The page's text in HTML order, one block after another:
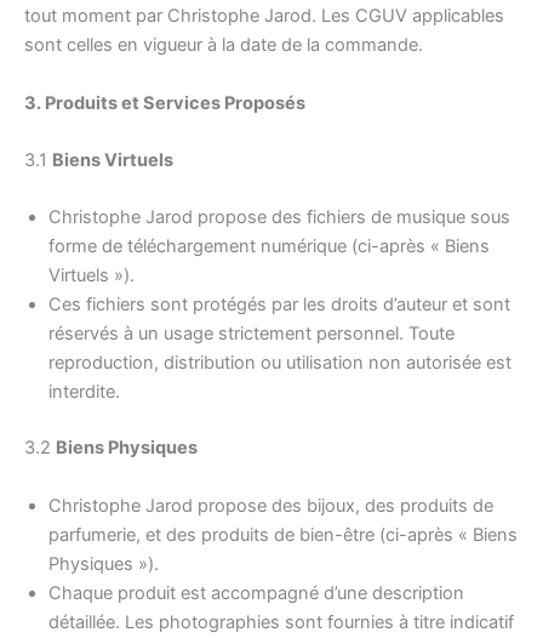
tout moment par Christophe Jarod. Les CGUV applicables
sont celles en vigueur à la date de la commande.
3. Produits et Services Proposés
3.1 Biens Virtuels
Christophe Jarod propose des fichiers de musique sous
forme de téléchargement numérique (ci-après « Biens
Virtuels »).
Ces fichiers sont protégés par les droits d’auteur et sont
réservés à un usage strictement personnel. Toute
reproduction, distribution ou utilisation non autorisée est
interdite.
3.2 Biens Physiques
Christophe Jarod propose des bijoux, des produits de
parfumerie, et des produits de bien-être (ci-après « Biens
Physiques »).
Chaque produit est accompagné d’une description
détaillée. Les photographies sont fournies à titre indicatif